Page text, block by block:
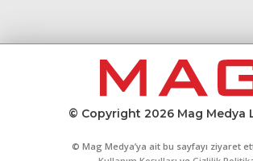
© Copyright 2026 Mag Medya
© Mag Medya’ya ait bu sayfayı ziyaret